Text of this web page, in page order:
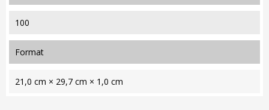
100
format
21,0 cm × 29,7 cm × 1,0 cm